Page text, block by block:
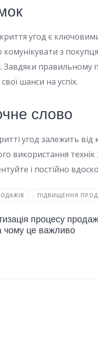
угод є
з
Завдяки правильному
шанси на успіх.
слово
угод залежить
використання технік
і постійно
ПІДВИЩЕННЯ
процесу
чому це важливо